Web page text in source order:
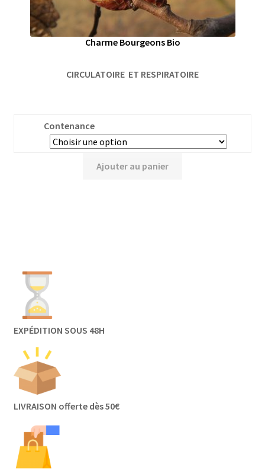
Charme Bourgeons Bio
CIRCULATOIRE ET RESPIRATOIRE
Contenance
Ajouter au panier
EXPÉDITION SOUS 48H
LIVRAISON offerte dès 50€